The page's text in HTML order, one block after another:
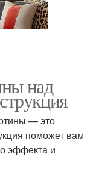
над
— это
поможет вам
эффекта и